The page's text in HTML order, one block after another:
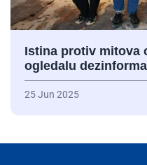
Istina protiv mitova
ogledalu
25 Jun 2025